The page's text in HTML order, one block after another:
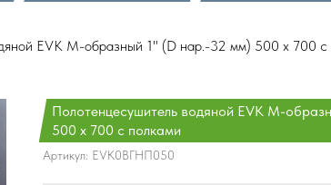
EVK М-образный 1" (D нар.-32 мм) 500 х 700 с
Полотенцесушитель водяной EVK М-
500 х 700 с полками
Артикул: EVK0ВГНП050